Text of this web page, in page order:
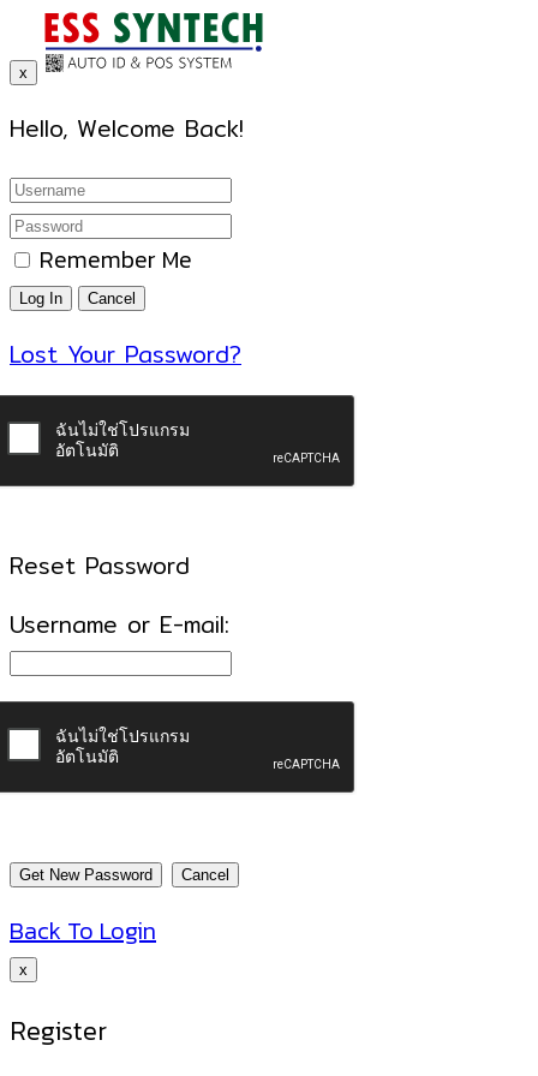
x
Hello, Welcome Back!
Remember Me
Lost Your Password?
Reset Password
Username or E-mail:
Back To Login
x
Register